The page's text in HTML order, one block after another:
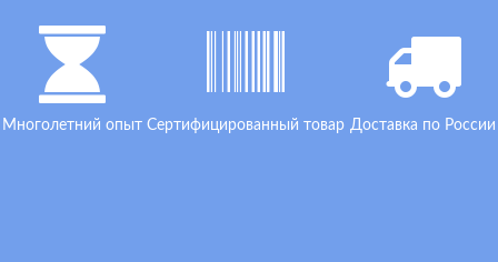
Многолетний опыт Сертифицированный товар Доставка по России